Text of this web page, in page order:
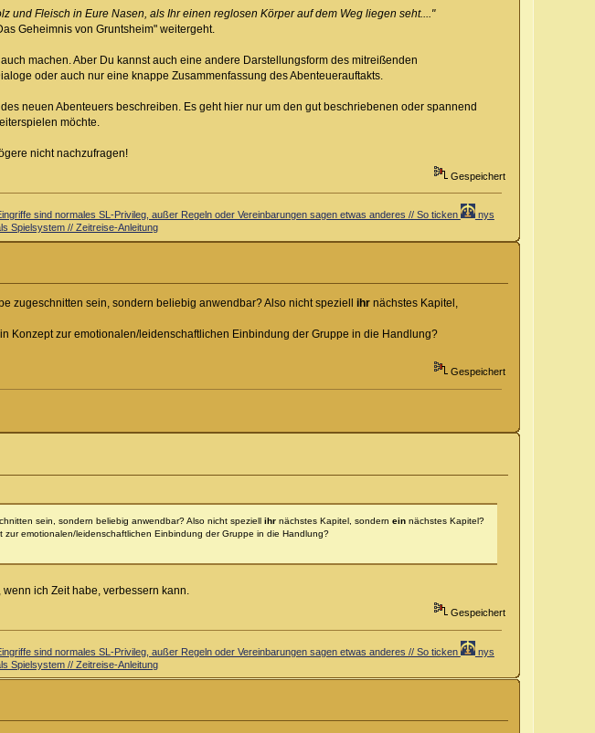
und Fleisch in Eure Nasen, als Ihr einen reglosen Körper auf dem Weg liegen seht...."
Geheimnis von Gruntsheim" weitergeht.
machen. Aber Du kannst auch eine andere Darstellungsform des mitreißenden
oder auch nur eine knappe Zusammenfassung des Abenteuerauftakts.
neuen Abenteuers beschreiben. Es geht hier nur um den gut beschriebenen oder spannend
möchte.
nicht nachzufragen!
Gespeichert
sind normales SL-Privileg, außer Regeln oder Vereinbarungen sagen etwas anderes // So ticken
nys
Spielsystem // Zeitreise-Anleitung
zugeschnitten sein, sondern beliebig anwendbar? Also nicht speziell ihrnächstes Kapitel,
Konzept zur emotionalen/leidenschaftlichen Einbindung der Gruppe in die Handlung?
Gespeichert
sein, sondern beliebig anwendbar? Also nicht speziell ihrnächstes Kapitel, sondern einnächstes Kapitel?
emotionalen/leidenschaftlichen Einbindung der Gruppe in die Handlung?
ich Zeit habe, verbessern kann.
Gespeichert
sind normales SL-Privileg, außer Regeln oder Vereinbarungen sagen etwas anderes // So ticken
nys
Spielsystem // Zeitreise-Anleitung